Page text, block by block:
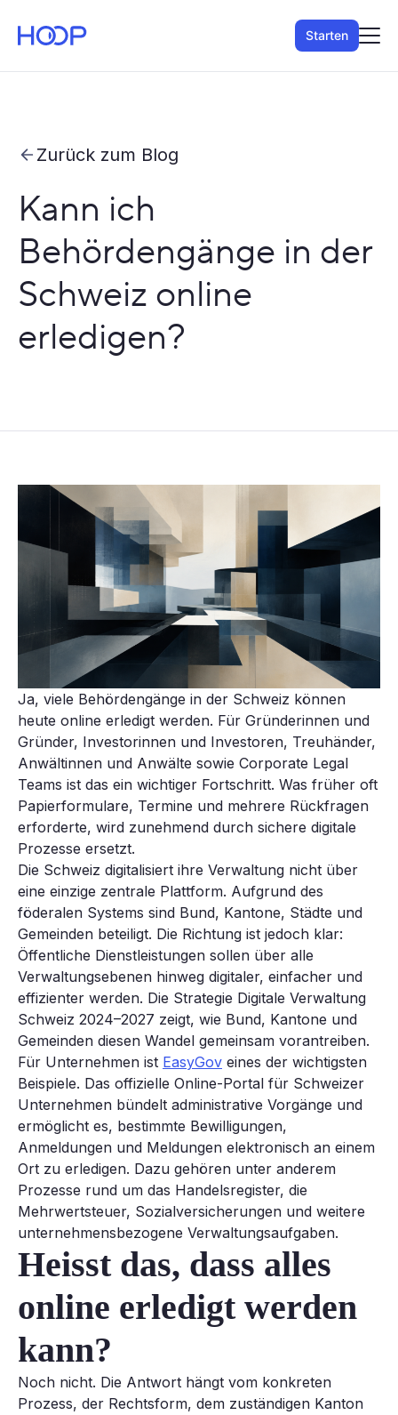
Starten
Zurück zum Blog
Kann ich
Behördengänge in der
Schweiz online
erledigen?
Ja, viele Behördengänge in der Schweiz können
heute online erledigt werden. Für Gründerinnen und
Gründer, Investorinnen und Investoren, Treuhänder,
Anwältinnen und Anwälte sowie Corporate Legal
Teams ist das ein wichtiger Fortschritt. Was früher oft
Papierformulare, Termine und mehrere Rückfragen
erforderte, wird zunehmend durch sichere digitale
Prozesse ersetzt.
Die Schweiz digitalisiert ihre Verwaltung nicht über
eine einzige zentrale Plattform. Aufgrund des
föderalen Systems sind Bund, Kantone, Städte und
Gemeinden beteiligt. Die Richtung ist jedoch klar:
Öffentliche Dienstleistungen sollen über alle
Verwaltungsebenen hinweg digitaler, einfacher und
effizienter werden. Die Strategie Digitale Verwaltung
Schweiz 2024–2027 zeigt, wie Bund, Kantone und
Gemeinden diesen Wandel gemeinsam vorantreiben.
Für Unternehmen ist EasyGov eines der wichtigsten
Beispiele. Das offizielle Online-Portal für Schweizer
Unternehmen bündelt administrative Vorgänge und
ermöglicht es, bestimmte Bewilligungen,
Anmeldungen und Meldungen elektronisch an einem
Ort zu erledigen. Dazu gehören unter anderem
Prozesse rund um das Handelsregister, die
Mehrwertsteuer, Sozialversicherungen und weitere
unternehmensbezogene Verwaltungsaufgaben.
Heisst das, dass alles
online erledigt werden
kann?
Noch nicht. Die Antwort hängt vom konkreten
Prozess, der Rechtsform, dem zuständigen Kanton